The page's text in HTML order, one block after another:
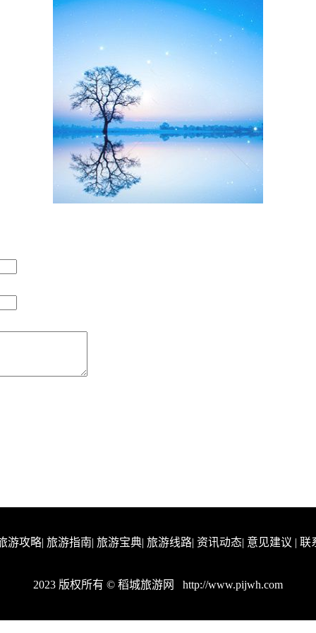
游攻略| 旅游指南| 旅游宝典| 旅游线路| 资讯动态| 意见建议 | 联
2023 版权所有 © 稻城旅游网 http://www.pijwh.com